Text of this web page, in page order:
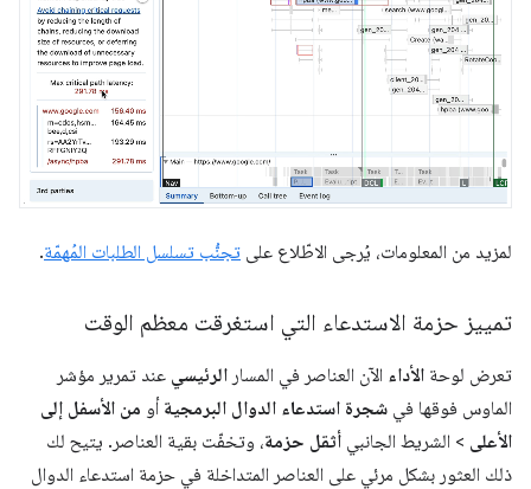
لمزيد من المعلومات، يُرجى الاطّلاع على تجنُّب تسلسل الطلبات المُهمّة.
تمييز حزمة الاستدعاء التي استغرقت معظم الوقت
تعرض لوحة الأداء الآن العناصر في المسار الرئيسي عند تمرير مؤشر
الماوس فوقها في شجرة استدعاء الدوال البرمجية أو من الأسفل إلى
الأعلى > الشريط الجانبي أثقل حزمة، وتخفّت بقية العناصر. يتيح لك
ذلك العثور بشكل مرئي على العناصر المتداخلة في حزمة استدعاء الدوال